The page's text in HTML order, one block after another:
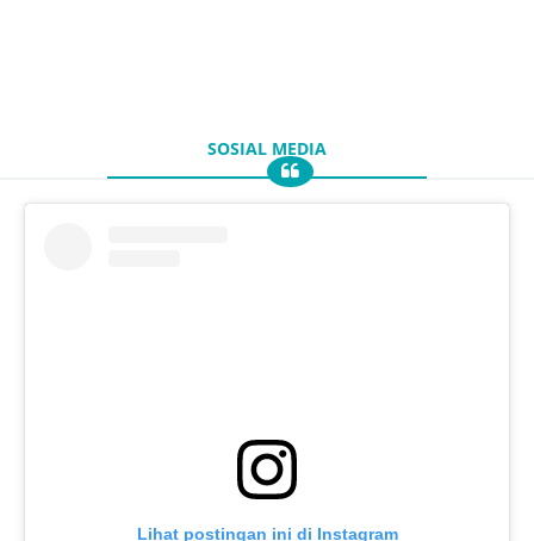
SOSIAL MEDIA
Lihat postingan ini di Instagram